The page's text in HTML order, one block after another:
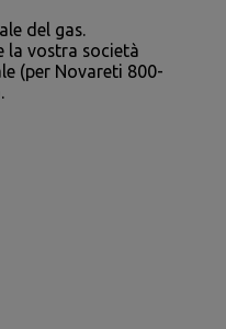
del gas.
la vostra società
(per Novareti 800-